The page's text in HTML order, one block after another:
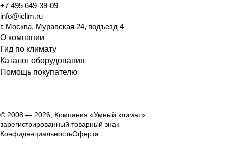
+7 495 649-39-09
info@iclim.ru
г. Москва, Муравская 24, подъезд 4
О компании
Гид по климату
Каталог оборудования
Помощь покупателю
© 2008 — 2026, Компания «Умный климат»
зарегистрированный товарный знак
КонфиденциальностьОферта